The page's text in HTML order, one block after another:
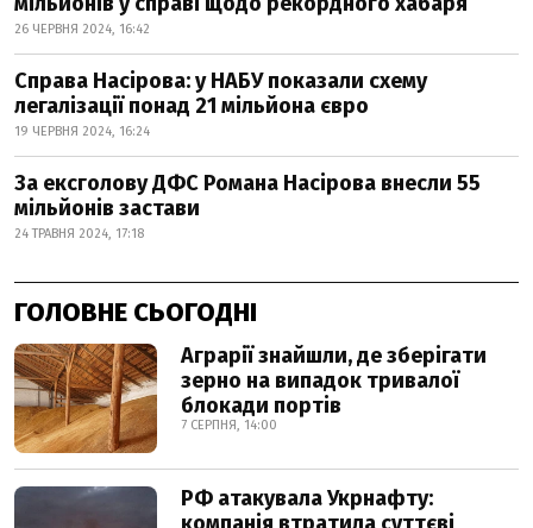
26 ЧЕРВНЯ 2024, 16:42
Справа Насірова: у НАБУ показали схему
легалізації понад 21 мільйона євро
19 ЧЕРВНЯ 2024, 16:24
За ексголову ДФС Романа Насірова внесли 55
мільйонів застави
24 ТРАВНЯ 2024, 17:18
ГОЛОВНЕ СЬОГОДНІ
Аграрії знайшли, де зберігати
зерно на випадок тривалої
блокади портів
7 СЕРПНЯ, 14:00
РФ атакувала Укрнафту: